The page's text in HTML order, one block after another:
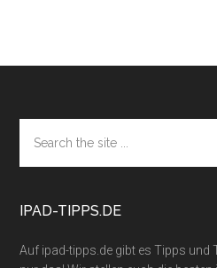
Footer
the
site
IPAD-TIPPS.DE
Auf ipad-tipps.de gibt es Tipps und